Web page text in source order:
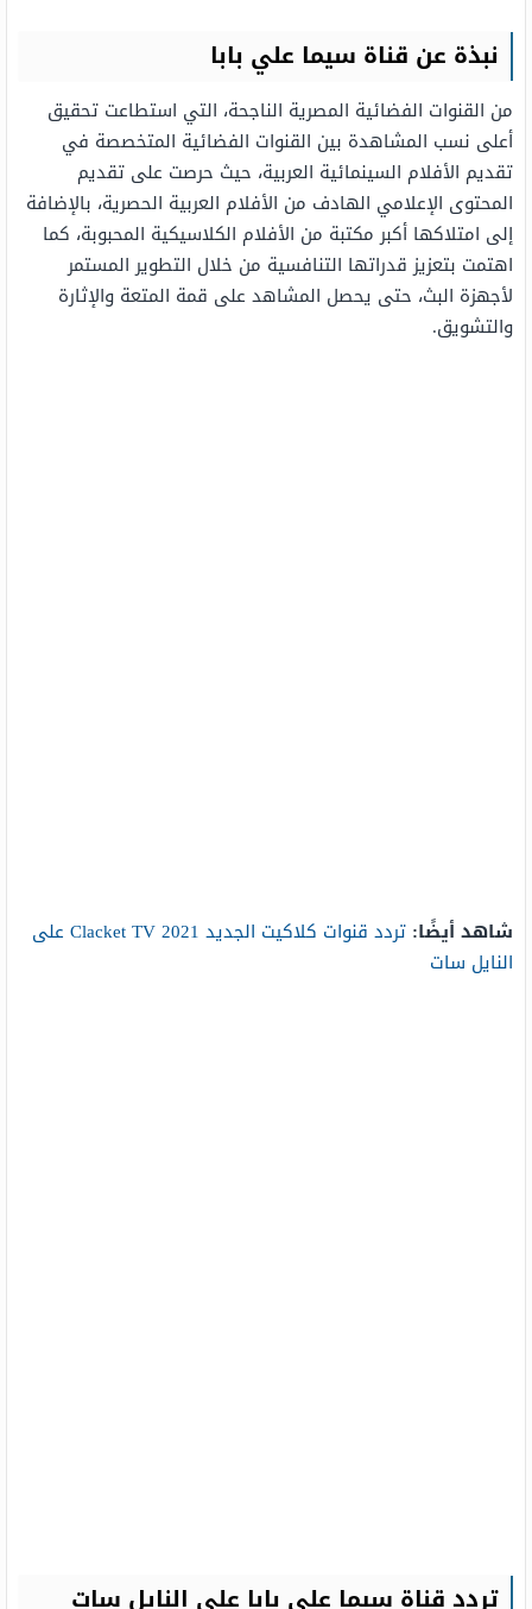
نبذة عن قناة سيما علي بابا
من القنوات الفضائية المصرية الناجحة، التي استطاعت تحقيق
أعلى نسب المشاهدة بين القنوات الفضائية المتخصصة في
تقديم الأفلام السينمائية العربية، حيث حرصت على تقديم
المحتوى الإعلامي الهادف من الأفلام العربية الحصرية، بالإضافة
إلى امتلاكها أكبر مكتبة من الأفلام الكلاسيكية المحبوبة، كما
اهتمت بتعزيز قدراتها التنافسية من خلال التطوير المستمر
لأجهزة البث، حتى يحصل المشاهد على قمة المتعة والإثارة
والتشويق.
شاهد أيضًا:
تردد قنوات كلاكيت الجديد 2021 Clacket TV على
النايل سات
تردد قناة سيما علي بابا على النايل سات